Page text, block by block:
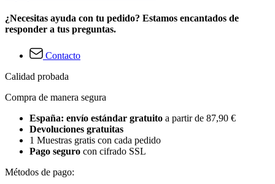
¿Necesitas ayuda con tu pedido? Estamos encantados de
responder a tus preguntas.
Contacto
Calidad probada
Compra de manera segura
España: envío estándar gratuito a partir de 87,90 €
Devoluciones gratuitas
1 Muestras gratis con cada pedido
Pago seguro con cifrado SSL
Métodos de pago: